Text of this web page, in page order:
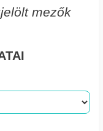
mezők